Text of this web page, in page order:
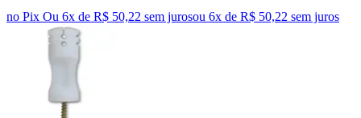
no Pix Ou 6x de R$ 50,22 sem jurosou 6x de R$ 50,22 sem juros